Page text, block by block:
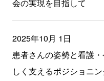
会の実現を目指して
2025年10月 1日
患者さんの姿勢と看護
しく支えるポジショニ